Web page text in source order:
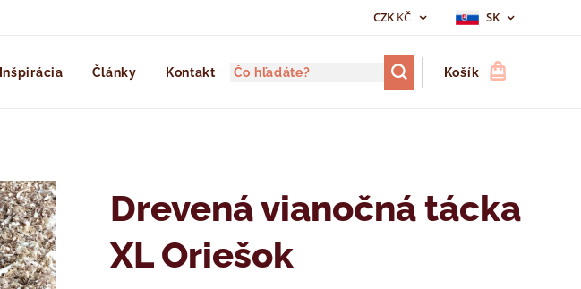
CZK KČ SK
Inšpirácia Články Kontakt Košík
Drevená vianočná tácka
XL Oriešok